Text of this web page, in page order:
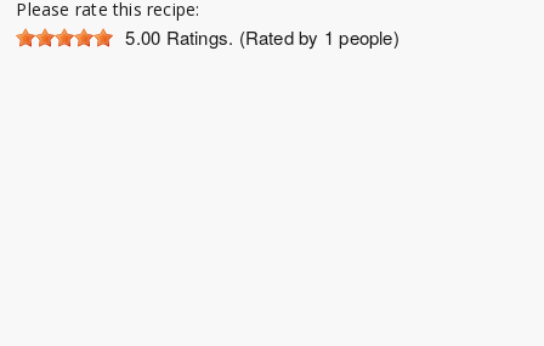
Please rate this recipe:
5.00 Ratings. (Rated by 1 people)